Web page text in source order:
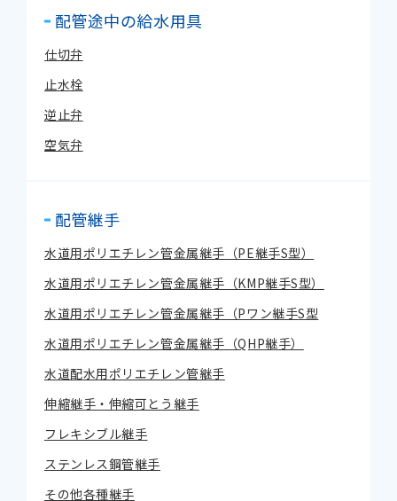
配管途中の給水用具
仕切弁
止水栓
逆止弁
空気弁
配管継手
水道用ポリエチレン管金属継手（PE継手S型）
水道用ポリエチレン管金属継手（KMP継手S型）
水道用ポリエチレン管金属継手（Pワン継手S型
水道用ポリエチレン管金属継手（QHP継手）
水道配水用ポリエチレン管継手
伸縮継手・伸縮可とう継手
フレキシブル継手
ステンレス鋼管継手
その他各種継手